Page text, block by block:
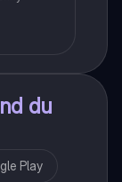
du
Play